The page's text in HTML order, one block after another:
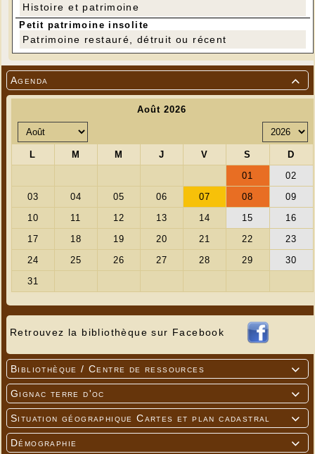

Agenda
Retrouvez la bibliothèque sur Facebook

Bibliothèque / Centre de ressources

Gignac terre d'oc

Situation géographique Cartes et plan cadastral

Démographie
Histoire et patrimoine
Petit patrimoine insolite
Patrimoine restauré, détruit ou récent